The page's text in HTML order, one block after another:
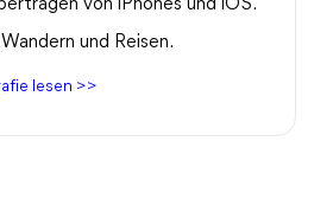
von iPhones und iOS.
und Reisen.
lesen >>